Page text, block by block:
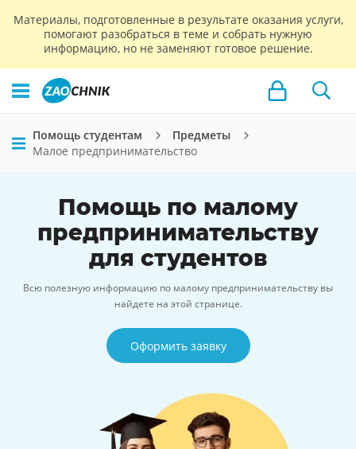
Материалы, подготовленные в результате оказания услуги,
помогают разобраться в теме и собрать нужную
информацию, но не заменяют готовое решение.
Помощь студентам
Предметы
Малое предпринимательство
Помощь по малому
предпринимательству
для студентов
Всю полезную информацию по малому предпринимательству вы
найдете на этой странице.
Оформить заявку